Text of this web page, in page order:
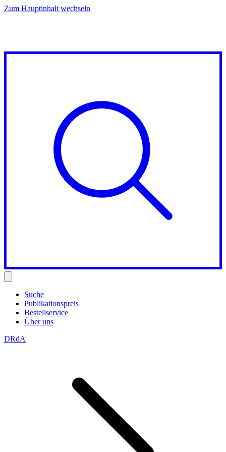
Zum Hauptinhalt wechseln
Suche
Publikationspreis
Bestellservice
Über uns
DRdA